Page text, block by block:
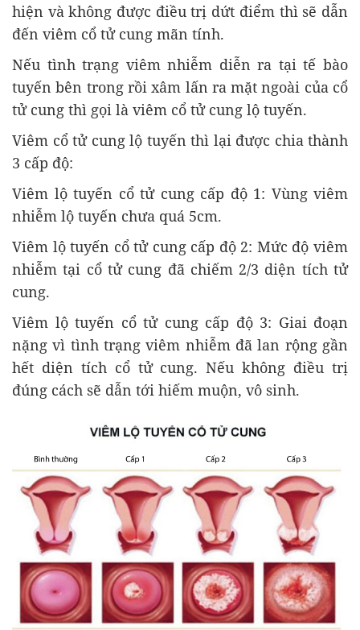
hiện và không được điều trị dứt điểm thì sẽ dẫn
đến viêm cổ tử cung mãn tính.
Nếu tình trạng viêm nhiễm diễn ra tại tế bào
tuyến bên trong rồi xâm lấn ra mặt ngoài của cổ
tử cung thì gọi là viêm cổ tử cung lộ tuyến.
Viêm cổ tử cung lộ tuyến thì lại được chia thành
3 cấp độ:
Viêm lộ tuyến cổ tử cung cấp độ 1: Vùng viêm
nhiễm lộ tuyến chưa quá 5cm.
Viêm lộ tuyến cổ tử cung cấp độ 2: Mức độ viêm
nhiễm tại cổ tử cung đã chiếm 2/3 diện tích tử
cung.
Viêm lộ tuyến cổ tử cung cấp độ 3: Giai đoạn
nặng vì tình trạng viêm nhiễm đã lan rộng gần
hết diện tích cổ tử cung. Nếu không điều trị
đúng cách sẽ dẫn tới hiếm muộn, vô sinh.